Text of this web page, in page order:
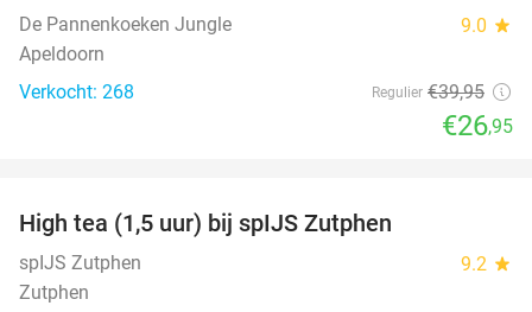
De Pannenkoeken Jungle 9.0 star
Apeldoorn
Verkocht: 268
Regulier €39,95
€26,95
High tea (1,5 uur) bij spIJS Zutphen
spIJS Zutphen 9.2 star
Zutphen